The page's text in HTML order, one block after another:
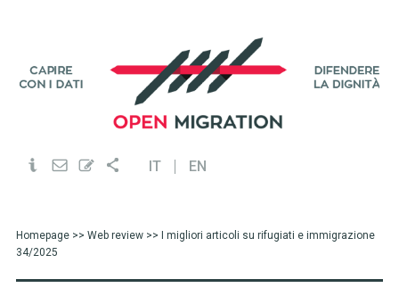
IT EN
Homepage>> Web review>> I migliori articoli su rifugiati e immigrazione
34/2025